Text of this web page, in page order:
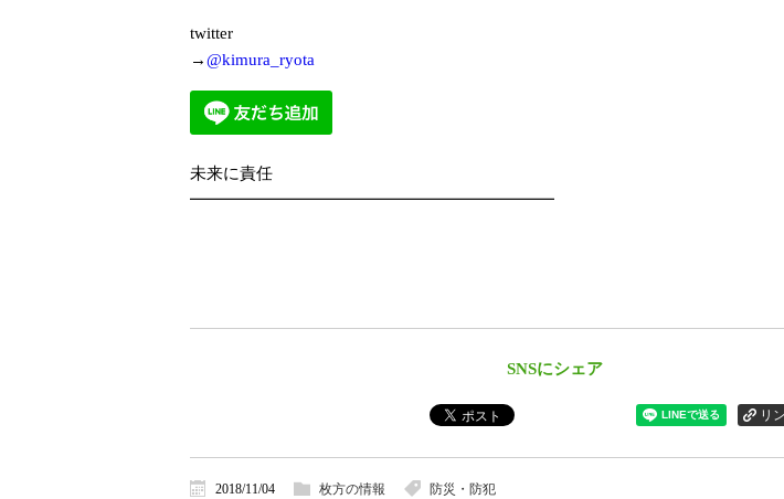
twitter
→@kimura_ryota
未来に責任
━━━━━━━━━━━━━━━━━━━━━━
SNSにシェア
2018/11/04 枚方の情報 防災・防犯